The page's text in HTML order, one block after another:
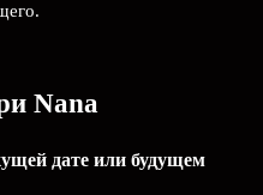
Nana
дате или будущем